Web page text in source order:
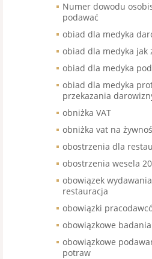
Numer dowodu
podawać
obiad dla medyka
obiad dla medyka jak
obiad dla medyka
obiad dla medyka
przekazania
obniżka VAT
obniżka vat na
obostrzenia dla
obostrzenia wesela
obowiązek
restauracja
obowiązki
obowiązkowe badania
obowiązkowe
potraw